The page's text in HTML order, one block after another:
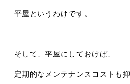
平屋というわけです。
そして、平屋にしておけば、
定期的なメンテナンスコストも抑